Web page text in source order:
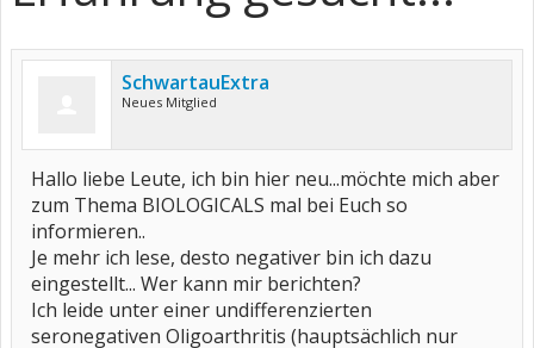
SchwartauExtra
Neues Mitglied
Hallo liebe Leute, ich bin hier neu...möchte mich aber
zum Thema BIOLOGICALS mal bei Euch so
informieren..
Je mehr ich lese, desto negativer bin ich dazu
eingestellt... Wer kann mir berichten?
Ich leide unter einer undifferenzierten
seronegativen Oligoarthritis (hauptsächlich nur